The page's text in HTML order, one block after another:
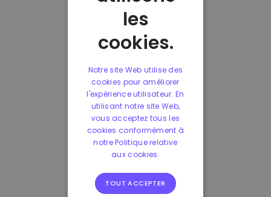
les
cookies.
Notre site Web utilise des
cookies pour améliorer
l'expérience utilisateur. En
utilisant notre site Web,
vous acceptez tous les
cookies conformément à
notre Politique relative
aux cookies.
TOUT ACCEPTER